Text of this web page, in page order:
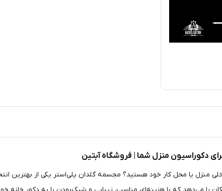
دکوراسیون منزل شما | فروشگاه آبتین
منزل یا محل کار خود هستید؟ مجسمه گلدان پلی‌استر یکی از بهترین